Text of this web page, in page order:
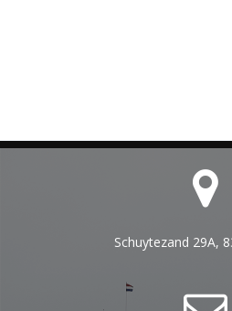
Schuytezand 29A,